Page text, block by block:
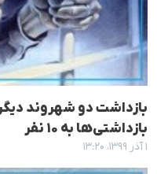
بازداشت دو شهروند
بازداشتی‌ها به ۱۰ نفر
۱ آذر ۱۳۹۹، ۱۳:۲۰